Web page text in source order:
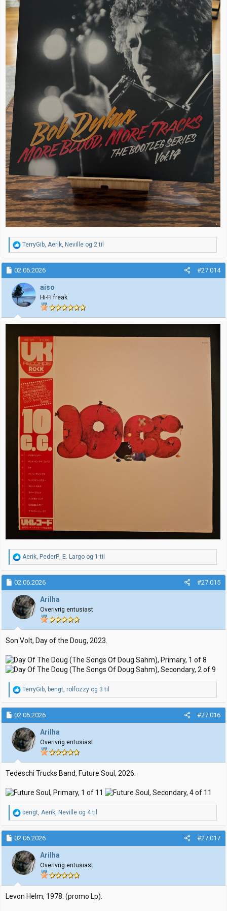
R
e
a
k
s
j
o
n
e
r
:
TerryGib, Aerik, Neville og 2 til
02.06.2026 #27.014
aiso
Hi-Fi freak
R
e
a
k
j
o
n
e
r
:
Aerik PederP E. Largo og 1 til
02.06.2026 #27.015
Arilha
Overivrig entusiast
Son Volt, Day of the Doug, 2023.
R
e
a
k
j
o
n
e
r
TerryGib bengt rolfozzy og 3 til
02.06.2026 #27.016
Arilha
Overivrig entusiast
Tedeschi Trucks Band, Future Soul, 2026.
R
e
a
k
j
o
n
e
r
bengt Aerik Neville og 4 til
02.06.2026 #27.017
Arilha
Overivrig entusiast
Levon Helm, 1978. (promo Lp).